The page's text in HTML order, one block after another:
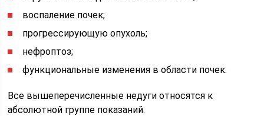
воспаление почек;
прогрессирующую опухоль;
нефроптоз;
функциональные изменения в области почек.
Все вышеперечисленные недуги относятся к
абсолютной группе показаний.